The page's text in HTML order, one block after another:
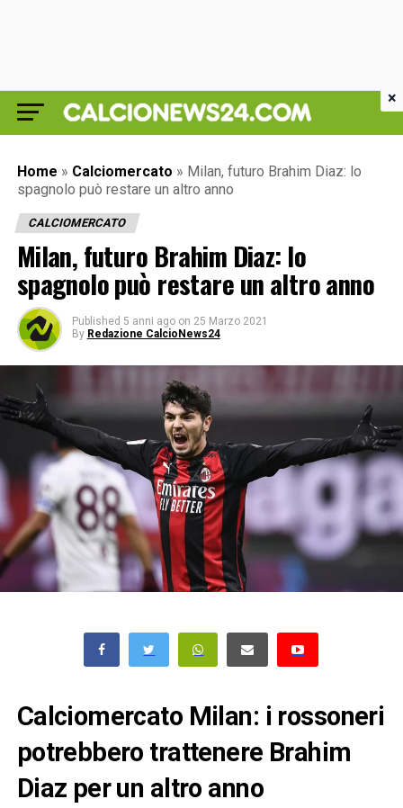
Home » Calciomercato » Milan, futuro Brahim Diaz: lo
spagnolo può restare un altro anno
CALCIOMERCATO
Milan, futuro Brahim Diaz: lo
spagnolo può restare un altro anno
Published 5 anni ago on 25 Marzo 2021
By Redazione CalcioNews24
Calciomercato Milan: i rossoneri
potrebbero trattenere Brahim
Diaz per un altro anno
×